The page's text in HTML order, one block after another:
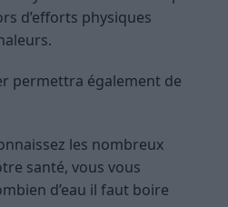
d’efforts physiques
permettra également de
les nombreux
santé, vous vous
d’eau il faut boire